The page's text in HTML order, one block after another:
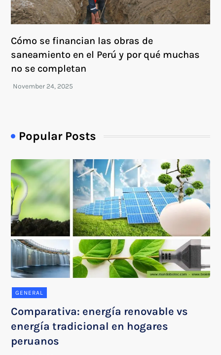
Cómo se financian las obras de
saneamiento en el Perú y por qué muchas
no se completan
Popular Posts
GENERAL
Comparativa: energía renovable vs
energía tradicional en hogares
peruanos